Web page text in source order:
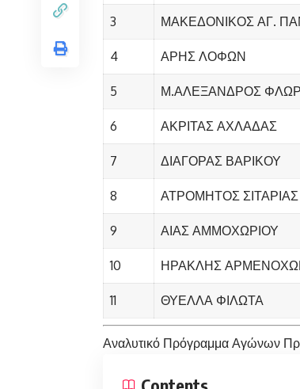
3 ΜΑΚΕΔΟΝΙΚΟΣ ΑΓ.
4 ΑΡΗΣ ΛΟΦΩΝ
5 Μ.ΑΛΕΞΑΝΔΡΟΣ
6 ΑΚΡΙΤΑΣ ΑΧΛΑΔΑΣ
7 ΔΙΑΓΟΡΑΣ ΒΑΡΙΚΟΥ
8 ΑΤΡΟΜΗΤΟΣ ΣΙΤΑΡΙΑΣ
9 ΑΙΑΣ ΑΜΜΟΧΩΡΙΟΥ
10 ΗΡΑΚΛΗΣ
11 ΘΥΕΛΛΑ ΦΙΛΩΤΑ
Αναλυτικό Πρόγραμμα Αγώνων